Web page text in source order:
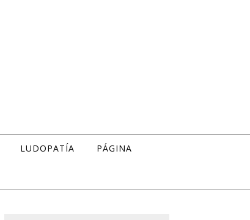
LUDOPATÍA PÁGINA